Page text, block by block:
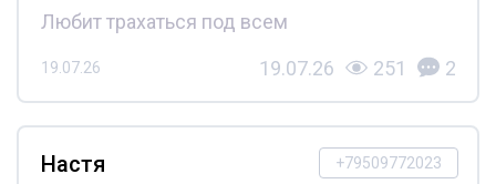
Любит трахаться под всем
19.07.26 19.07.26 251 2
+79509772023
Настя